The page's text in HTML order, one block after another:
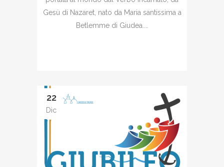
Gesù di Nazaret, nato da Maria santissima a
Betlemme di Giudea....
22
Dic